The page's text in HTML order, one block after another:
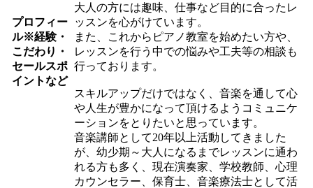
プロフィー
ル※経験・
こだわり・
セールスポ
イントなど
大人の方には趣味、仕事など目的に合ったレ
ッスンを心がけています。
また、これからピアノ教室を始めたい方や、
レッスンを行う中での悩みや工夫等の相談も
行っております。
スキルアップだけではなく、音楽を通して心
や人生が豊かになって頂けるようコミュニケ
ーションをとりたいと思っています。
音楽講師として20年以上活動してきました
が、幼少期～大人になるまでレッスンに通わ
れる方も多く、現在演奏家、学校教師、心理
カウンセラー、保育士、音楽療法士として活